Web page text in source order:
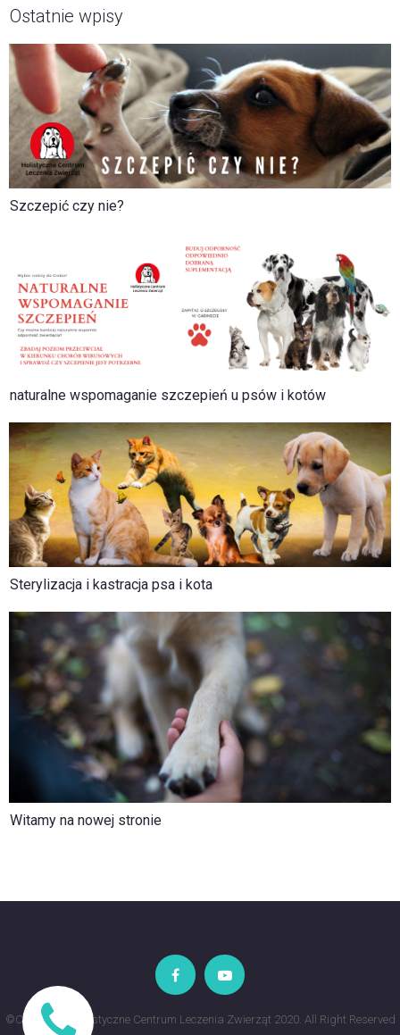
Ostatnie wpisy
Szczepić czy nie?
naturalne wspomaganie szczepień u psów i kotów
Sterylizacja i kastracja psa i kota
Witamy na nowej stronie
 
©Copyright | Holistyczne Centrum Leczenia Zwierząt 2020. All Right Reserved